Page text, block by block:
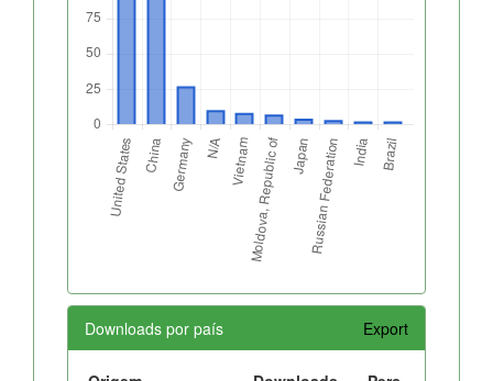
Downloads por país Export